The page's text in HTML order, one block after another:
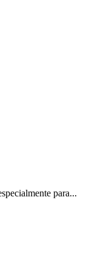
para...